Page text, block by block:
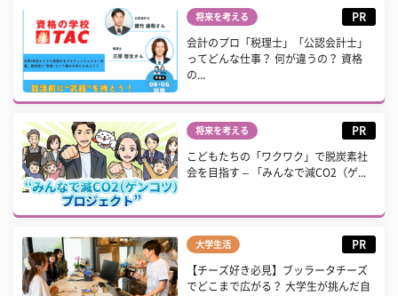
将来を考える PR
会計のプロ「税理士」「公認会計士」
ってどんな仕事？ 何が違うの？ 資格
の...
将来を考える PR
こどもたちの「ワクワク」で脱炭素社
会を目指す – 「みんなで減CO2（ゲ...
大学生活 PR
【チーズ好き必見】ブッラータチーズ
でどこまで広がる？ 大学生が挑んだ自